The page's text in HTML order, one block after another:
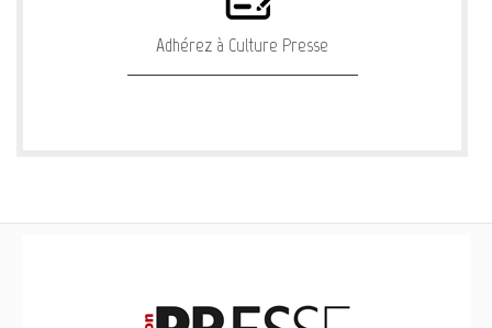
Adhérez à Culture Presse